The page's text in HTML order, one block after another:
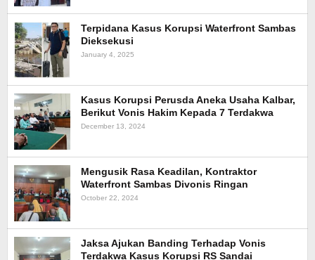
Terpidana Kasus Korupsi Waterfront Sambas
Dieksekusi
January 4, 2025
Kasus Korupsi Perusda Aneka Usaha Kalbar,
Berikut Vonis Hakim Kepada 7 Terdakwa
December 13, 2024
Mengusik Rasa Keadilan, Kontraktor
Waterfront Sambas Divonis Ringan
October 22, 2024
Jaksa Ajukan Banding Terhadap Vonis
Terdakwa Kasus Korupsi RS Sandai